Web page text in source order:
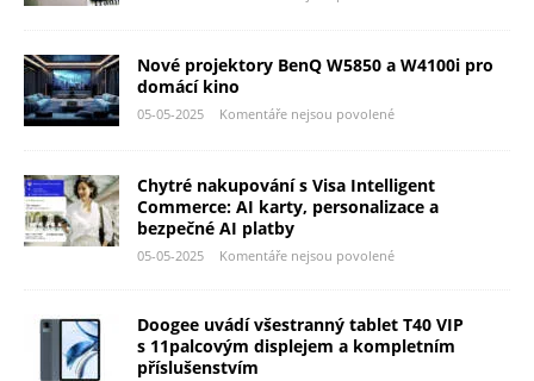
Nové projektory BenQ W5850 a W4100i pro
domácí kino
05-05-2025 Komentáře nejsou povolené
Chytré nakupování s Visa Intelligent
Commerce: AI karty, personalizace a
bezpečné AI platby
05-05-2025 Komentáře nejsou povolené
Doogee uvádí všestranný tablet T40 VIP
s 11palcovým displejem a kompletním
příslušenstvím